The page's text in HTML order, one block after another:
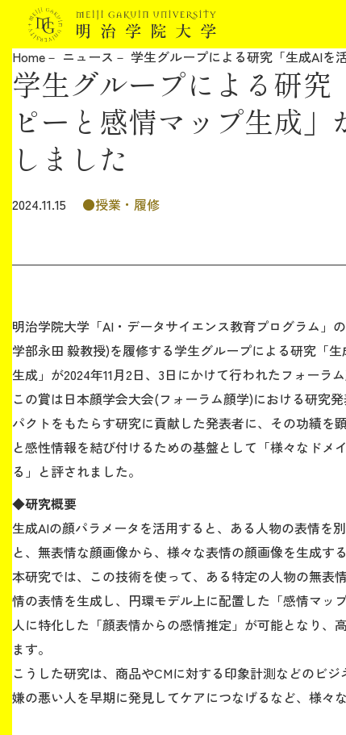
明治学院大学について
教育
研究
留学・国際交流
ボランティア
生涯学習・社会連携
入試情報サイト
2026年9月入学者向け 新入生サイト
MGグッズ オンラインショップ
（外部サイト）
Home ニュース 学生グループによる研究「生成AIを
学生グループによる研
ピーと感情マップ生成
しました
2024.11.15 授業・履修
明治学院大学「AI・データサイエンス教育プログラム」
学部永田 毅教授)を履修する学生グループによる研究「
生成」が2024年11月2日、3日にかけて行われたフォーラ
この賞は日本顔学会大会(フォーラム顔学)における研究
パクトをもたらす研究に貢献した発表者に、その功績を
と感性情報を結び付けるための基盤として「様々なド
る」と評されました。
◆研究概要
生成AIの顔パラメータを活用すると、ある人物の表情を
と、無表情な顔画像から、様々な表情の顔画像を生成す
本研究では、この技術を使って、ある特定の人物の無表
情の表情を生成し、円環モデル上に配置した「感情マッ
人に特化した「顔表情からの感情推定」が可能となり、
ます。
こうした研究は、商品やCMに対する印象計測などのビ
嫌の悪い人を早期に発見してケアにつなげるなど、様々